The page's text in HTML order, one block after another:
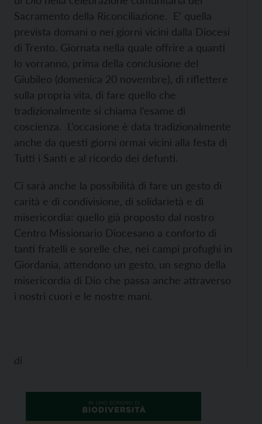
Sacramento della Riconciliazione. E’ quella
prevista domani o nei giorni vicini dalla Diocesi
di Trento. Giornata nella quale offrire a quanti
lo vorranno, prima della conclusione del
Giubileo (domenica 20 novembre), di riflettere
sulla propria vita, di fare quello che
tradizionalmente si chiama l’esame di
coscienza. L’occasione è data tradizionalmente
anche da questi giorni ormai vicini alla festa di
Tutti i Santi e al ricordo dei defunti.
Ci sarà anche la possibilità di fare un gesto di
carità e di condivisione, di solidarietà e di
misericordia: quello già proposto dal nostro
Centro Missionario Diocesano a conforto di
tanti fratelli e sorelle che, nei campi profughi in
Giordania, attendono un gesto, un segno della
misericordia di Dio che passa anche attraverso
i nostri cuori e le nostre mani.
di